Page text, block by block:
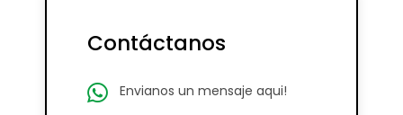
Contáctanos
Envianos un mensaje aqui!